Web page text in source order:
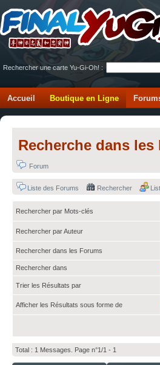
Rechercher une carte Yu-Gi-Oh! :
Accueil Boutique en Ligne
Recherche dans les
Forum
Liste des Forums Rechercher
Rechercher par Mots-clés
Rechercher par Auteur
Rechercher dans les Forums
Rechercher dans
Trier les Résultats par
Afficher les Résultats sous forme de
Total : 1 Messages. Page n°1/1 - 1